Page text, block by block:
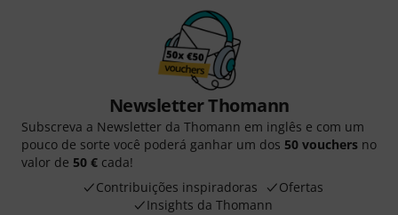
Newsletter Thomann
Subscreva a Newsletter da Thomann em inglês e com um
pouco de sorte você poderá ganhar um dos 50 vouchers no
valor de 50 € cada!
Contribuições inspiradoras
Ofertas
Insights da Thomann